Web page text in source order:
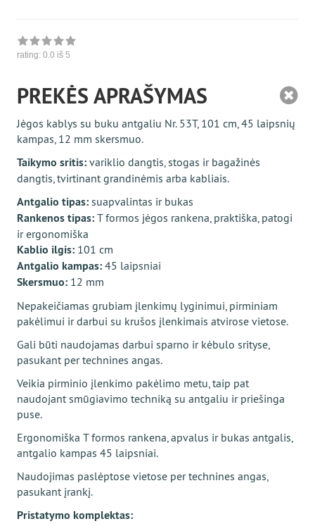
rating: 0.0 iš 5
PREKĖS APRAŠYMAS
Jėgos kablys su buku antgaliu Nr. 53T, 101 cm, 45 laipsnių
kampas, 12 mm skersmuo.
Taikymo sritis: variklio dangtis, stogas ir bagažinės
dangtis, tvirtinant grandinėmis arba kabliais.
Antgalio tipas: suapvalintas ir bukas
Rankenos tipas: T formos jėgos rankena, praktiška, patogi
ir ergonomiška
Kablio ilgis: 101 cm
Antgalio kampas: 45 laipsniai
Skersmuo: 12 mm
Nepakeičiamas grubiam įlenkimų lyginimui, pirminiam
pakėlimui ir darbui su krušos įlenkimais atvirose vietose.
Gali būti naudojamas darbui sparno ir kėbulo srityse,
pasukant per technines angas.
Veikia pirminio įlenkimo pakėlimo metu, taip pat
naudojant smūgiavimo techniką su antgaliu ir priešinga
puse.
Ergonomiška T formos rankena, apvalus ir bukas antgalis,
antgalio kampas 45 laipsniai.
Naudojimas paslėptose vietose per technines angas,
pasukant įrankį.
Pristatymo komplektas: